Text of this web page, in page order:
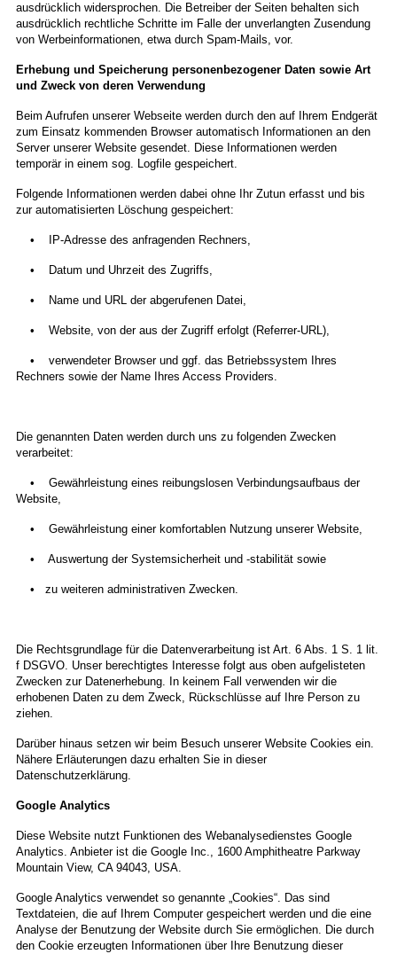
ausdrücklich widersprochen. Die Betreiber der Seiten behalten sich
ausdrücklich rechtliche Schritte im Falle der unverlangten Zusendung
von Werbeinformationen, etwa durch Spam-Mails, vor.
Erhebung und Speicherung personenbezogener Daten sowie Art
und Zweck von deren Verwendung
Beim Aufrufen unserer Webseite werden durch den auf Ihrem Endgerät
zum Einsatz kommenden Browser automatisch Informationen an den
Server unserer Website gesendet. Diese Informationen werden
temporär in einem sog. Logfile gespeichert.
Folgende Informationen werden dabei ohne Ihr Zutun erfasst und bis
zur automatisierten Löschung gespeichert:
• IP-Adresse des anfragenden Rechners,
• Datum und Uhrzeit des Zugriffs,
• Name und URL der abgerufenen Datei,
• Website, von der aus der Zugriff erfolgt (Referrer-URL),
• verwendeter Browser und ggf. das Betriebssystem Ihres
Rechners sowie der Name Ihres Access Providers.
Die genannten Daten werden durch uns zu folgenden Zwecken
verarbeitet:
• Gewährleistung eines reibungslosen Verbindungsaufbaus der
Website,
• Gewährleistung einer komfortablen Nutzung unserer Website,
• Auswertung der Systemsicherheit und -stabilität sowie
• zu weiteren administrativen Zwecken.
Die Rechtsgrundlage für die Datenverarbeitung ist Art. 6 Abs. 1 S. 1 lit.
f DSGVO. Unser berechtigtes Interesse folgt aus oben aufgelisteten
Zwecken zur Datenerhebung. In keinem Fall verwenden wir die
erhobenen Daten zu dem Zweck, Rückschlüsse auf Ihre Person zu
ziehen.
Darüber hinaus setzen wir beim Besuch unserer Website Cookies ein.
Nähere Erläuterungen dazu erhalten Sie in dieser
Datenschutzerklärung.
Google Analytics
Diese Website nutzt Funktionen des Webanalysedienstes Google
Analytics. Anbieter ist die Google Inc., 1600 Amphitheatre Parkway
Mountain View, CA 94043, USA.
Google Analytics verwendet so genannte „Cookies“. Das sind
Textdateien, die auf Ihrem Computer gespeichert werden und die eine
Analyse der Benutzung der Website durch Sie ermöglichen. Die durch
den Cookie erzeugten Informationen über Ihre Benutzung dieser